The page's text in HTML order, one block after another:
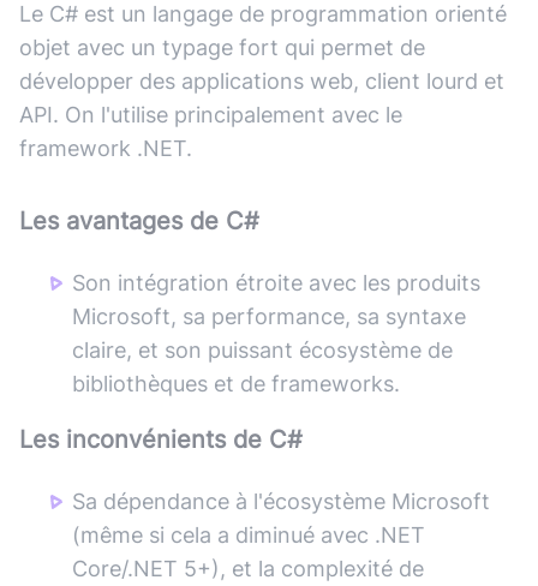
Le C# est un langage de programmation orienté
objet avec un typage fort qui permet de
développer des applications web, client lourd et
API. On l'utilise principalement avec le
framework .NET.
Les avantages de C#
Son intégration étroite avec les produits
Microsoft, sa performance, sa syntaxe
claire, et son puissant écosystème de
bibliothèques et de frameworks.
Les inconvénients de C#
Sa dépendance à l'écosystème Microsoft
(même si cela a diminué avec .NET
Core/.NET 5+), et la complexité de